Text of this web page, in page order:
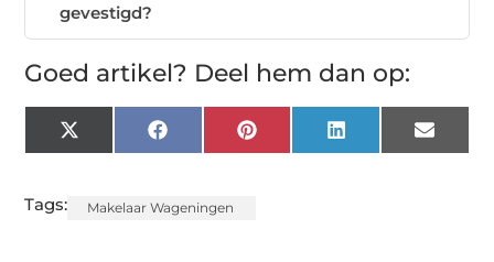
gevestigd?
Goed artikel? Deel hem dan op:
X
(Twitter)
FacebookPinterest LinkedIn Email
Tags: Makelaar Wageningen